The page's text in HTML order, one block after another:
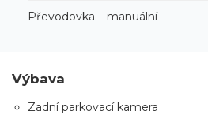
Převodovka manuální
Výbava
Zadní parkovací kamera